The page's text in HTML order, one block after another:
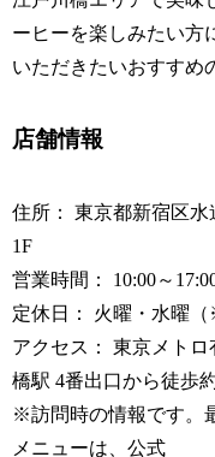
ーヒーを楽しみたい方
いただきたいおすすめ
店舗情報
住所： 東京都新宿区水
1F
営業時間： 10:00～
定休日： 火曜・水曜（
アクセス： 東京メトロ
橋駅 4番出口から徒歩
※訪問時の情報です。
メニューは、公式